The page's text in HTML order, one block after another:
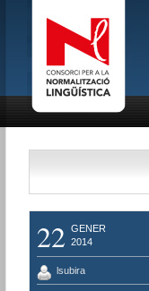
22 GENER
2014
lsubira